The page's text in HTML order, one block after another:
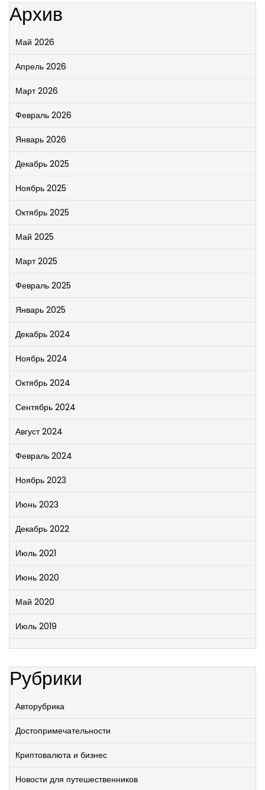
Архив
Май 2026
Апрель 2026
Март 2026
Февраль 2026
Январь 2026
Декабрь 2025
Ноябрь 2025
Октябрь 2025
Май 2025
Март 2025
Февраль 2025
Январь 2025
Декабрь 2024
Ноябрь 2024
Октябрь 2024
Сентябрь 2024
Август 2024
Февраль 2024
Ноябрь 2023
Июнь 2023
Декабрь 2022
Июль 2021
Июнь 2020
Май 2020
Июль 2019
Рубрики
Авторубрика
Достопримечательности
Криптовалюта и бизнес
Новости для путешественников